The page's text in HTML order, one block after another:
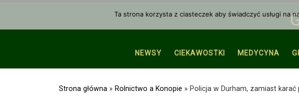
NEWSY CIEKAWOSTKI MEDYCYNA
Strona główna » Rolnictwo a Konopie » Policja w Durham, zamiast
Ta strona korzysta z ciasteczek aby świadczyć usługi na